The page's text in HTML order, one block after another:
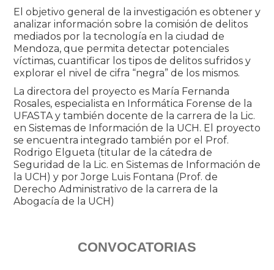
El objetivo general de la investigación es obtener y
analizar información sobre la comisión de delitos
mediados por la tecnología en la ciudad de
Mendoza, que permita detectar potenciales
víctimas, cuantificar los tipos de delitos sufridos y
explorar el nivel de cifra “negra” de los mismos.
La directora del proyecto es María Fernanda
Rosales, especialista en Informática Forense de la
UFASTA y también docente de la carrera de la Lic.
en Sistemas de Información de la UCH. El proyecto
se encuentra integrado también por el Prof.
Rodrigo Elgueta (titular de la cátedra de
Seguridad de la Lic. en Sistemas de Información de
la UCH) y por Jorge Luis Fontana (Prof. de
Derecho Administrativo de la carrera de la
Abogacía de la UCH)
CONVOCATORIAS